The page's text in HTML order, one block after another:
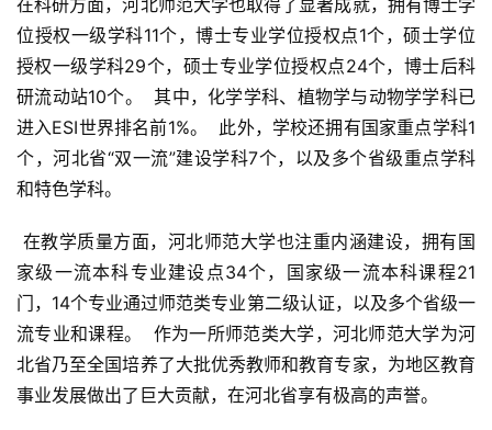
在科研方面，河北师范大学也取得了显著成就，拥有博士学
位授权一级学科11个，博士专业学位授权点1个，硕士学位
授权一级学科29个，硕士专业学位授权点24个，博士后科
研流动站10个。  其中，化学学科、植物学与动物学学科已
进入ESI世界排名前1%。  此外，学校还拥有国家重点学科1
个，河北省“双一流”建设学科7个，以及多个省级重点学科
和特色学科。
家级一流本科专业建设点34个，国家级一流本科课程21
门，14个专业通过师范类专业第二级认证，以及多个省级一
流专业和课程。  作为一所师范类大学，河北师范大学为河
北省乃至全国培养了大批优秀教师和教育专家，为地区教育
事业发展做出了巨大贡献，在河北省享有极高的声誉。